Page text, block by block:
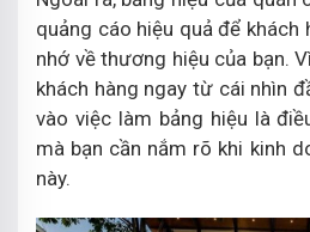
quảng cáo hiệu quả để khách
nhớ về thương hiệu của bạn.
khách hàng ngay từ cái nhìn
vào việc làm bảng hiệu là
mà bạn cần nắm rõ khi kinh
này.